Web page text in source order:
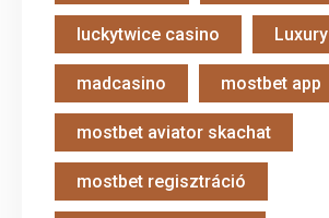
luckytwice casino Luxury
madcasino mostbet app
mostbet aviator skachat
mostbet regisztráció